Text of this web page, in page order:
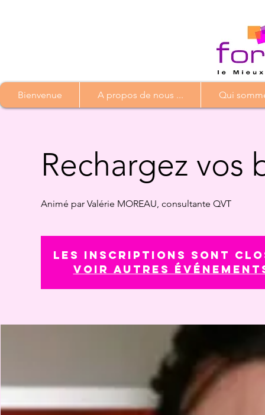
Bienvenue A propos de nous ... Qui
Rechargez vos
Animé par Valérie MOREAU, consultante QVT
Les inscriptions sont
Voir autres